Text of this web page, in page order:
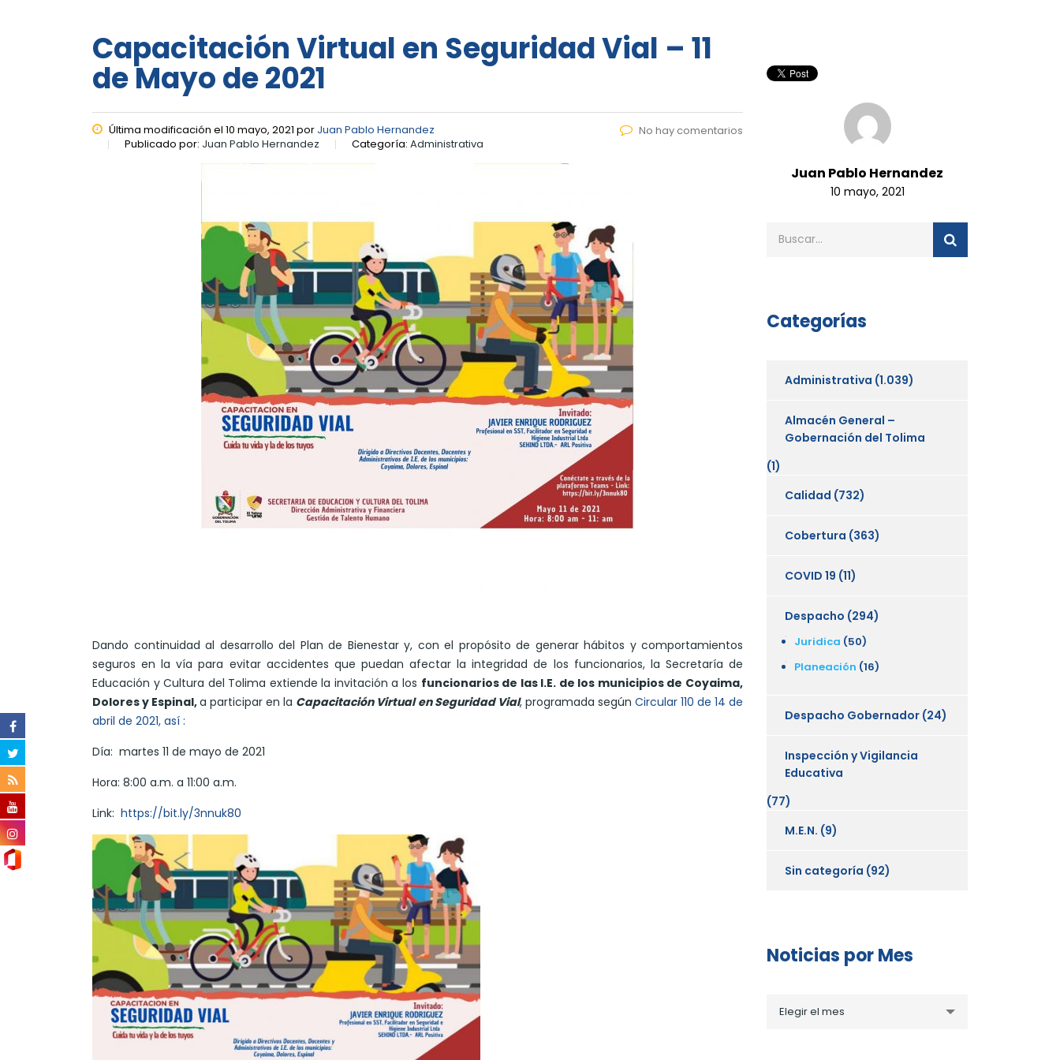
Capacitación Virtual en Seguridad Vial – 11
de Mayo de 2021
Última modificación el 10 mayo, 2021 por Juan Pablo Hernandez
Publicado por: Juan Pablo Hernandez Categoría: Administrativa
No hay comentarios
Dando continuidad al desarrollo del Plan de Bienestar y, con el propósito de generar hábitos y comportamientos
seguros en la vía para evitar accidentes que puedan afectar la integridad de los funcionarios, la Secretaría de
Educación y Cultura del Tolima extiende la invitación a los funcionarios de las I.E. de los municipios de Coyaima,
Dolores y Espinal,a participar en la Capacitación Virtual en Seguridad Vial, programada según Circular 110 de 14 de
abril de 2021, así :
Día: martes 11 de mayo de 2021
Hora: 8:00 a.m. a 11:00 a.m.
Link: https://bit.ly/3nnuk80
Juan Pablo Hernandez
10 mayo, 2021
Categorías
Administrativa (1.039)
Almacén General –
Gobernación del Tolima
(1)
Calidad (732)
Cobertura (363)
COVID 19 (11)
Despacho (294)
Juridica (50)
Planeación (16)
Despacho Gobernador (24)
Inspección y Vigilancia
Educativa
(77)
M.E.N. (9)
Sin categoría (92)
Noticias por Mes
porElegir el mes